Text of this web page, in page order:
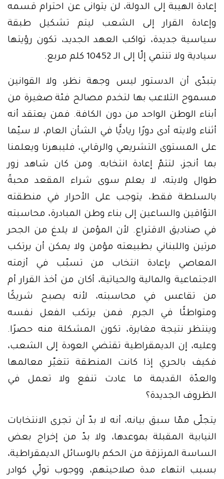
إعادة الهيبة إلى الدولة، لن يتوانى عن احترام قسمه
وإعادة القرار إلى الشعب ليتم تشكيل طبقة
سياسية جديدة، تواكب العهد الجديد، تكون رؤيتها
سيادية ولا تنتمي إلّا إلى الـ 10452 كلم مربع.
يتبدّى أن الدستور ليس وجهة نظر، ولا القوانين
مسموح التلاعب بها لتخدم مصالح فئة صغيرة من
أبناء الوطن الواحد من دون الكافة. فمن يعتقد أنه
أثناء ولايته أدى دورًا رياديًّا في الشأن العام، لا سيّما
على المستوى التشريعي والرقابي، فليبهرنا ويعلمنا
بما أنجز، لتتمّ إعادة انتخابه. ومن كان شاهد زور
طوال ولايته، لا يعلم سوى شراء المقعد محبةً
بالسلطة فقط، يتوجب على الأحرار في منطقته
التوّاقين والساعين إلى بناء وطن المبادرة، محاسبته
في صناديق الاقتراع. لأن المؤمن لا يلدغ من الجحر
مرتين واللبناني بطبيعته مؤمن ولا يمكن أن يرتكب
المعاصي بإعادة انتخاب من تسبّب في أزمته
الاجتماعية والمالية والحياتية، أكان من أخذ القرار أم
من تقاعس في محاسبته، لأنه يصبح شريكًا
ومتواطئًا في الجرم. فمن يرتكب الفعل نفسه
وينتظر نتيجة مغايرة، تكون المشكلة منه حصرًا.
وعليه، إن الديمقراطية تقتضي العودة إلى الشعب،
فكيف بالحري إذا كانت المنطقة تتغيّر معالمها
والعدّة القديمة ما عادت تنفع ولا تعمل في
الظروف الجديدة؟
يتجلّى ممّا سبق بيانه، أنه لا بدّ أن تجرى الانتخابات
النيابية المقبلة بموعدها، ولا بدّ من إخراج بعض
الساسة المرتزقة من الحكم بالوسائل الديمقراطية،
بسبب انتهاء مدة صلاحيتهم، ووجوب تولّي كوادر